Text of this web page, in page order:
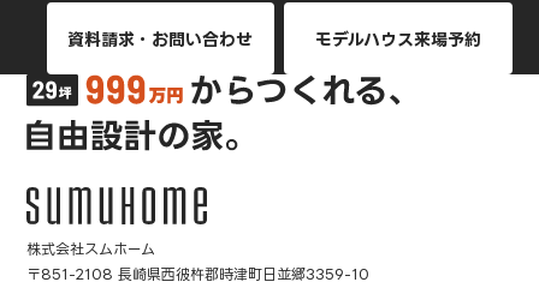
資料請求・お問い合わせ モデルハウス来場予約
株式会社スムホーム
〒851-2108 長崎県西彼杵郡時津町日並郷3359-10